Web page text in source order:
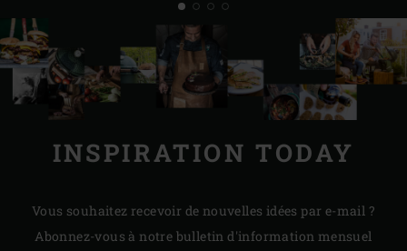
INSPIRATION TODAY
Vous souhaitez recevoir de nouvelles idées par e-mail ?
Abonnez-vous à notre bulletin d'information mensuel